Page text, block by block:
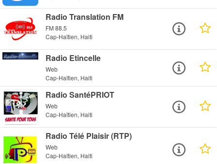
Radio Translation FM
FM 88.5
Cap-Haïtien, Haiti
Radio Etincelle
Web
Cap-Haïtien, Haiti
Radio SantéPRIOT
Web
Cap-Haïtien, Haiti
Radio Télé Plaisir (RTP)
Web
Cap-Haïtien, Haiti